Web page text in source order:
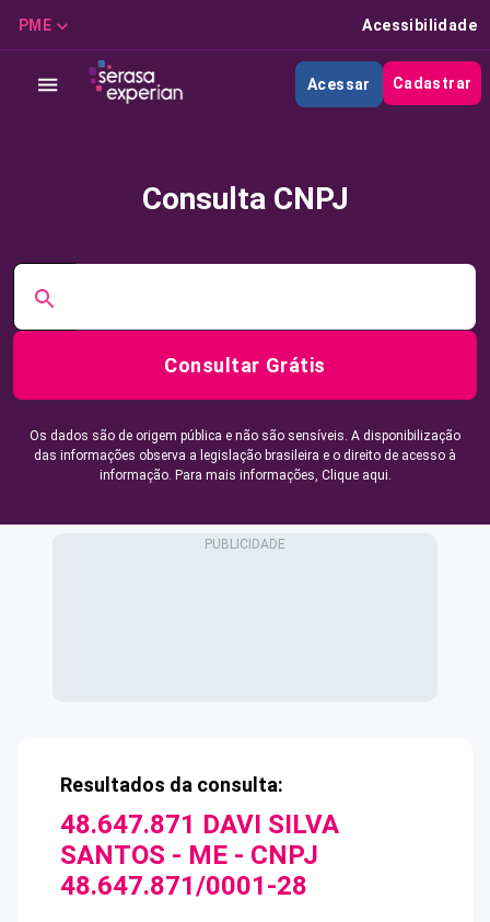
PME Acessibilidade
Acessar Cadastrar
Consulta CNPJ
Consultar Grátis
Os dados são de origem pública e não são sensíveis. A disponibilização
das informações observa a legislação brasileira e o direito de acesso à
informação. Para mais informações, Clique aqui.
Resultados da consulta:
48.647.871 DAVI SILVA
SANTOS - ME - CNPJ
48.647.871/0001-28